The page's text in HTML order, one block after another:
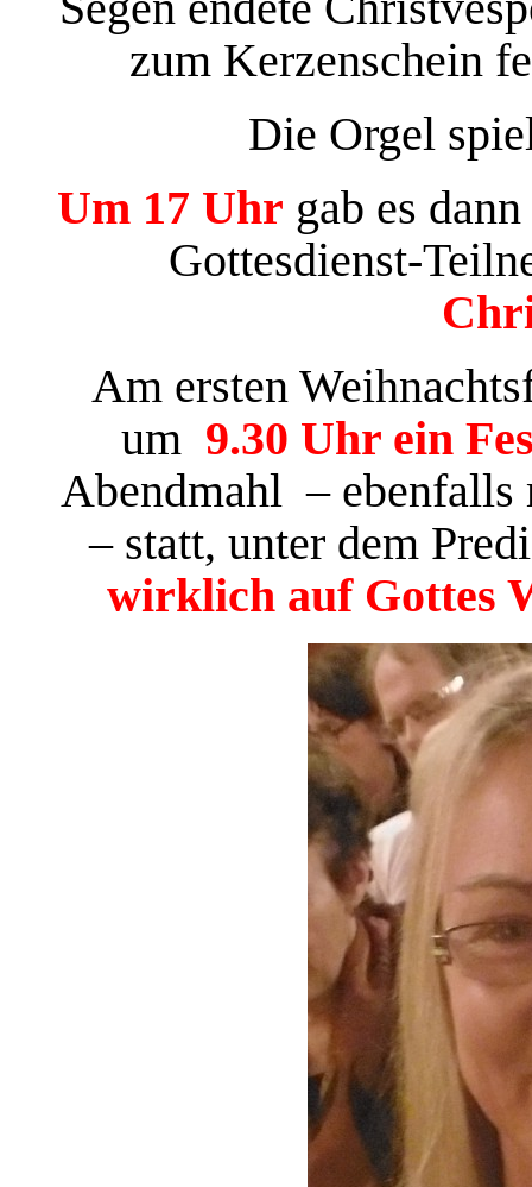
zum Kerzenschein
Die Orgel
Um 17 Uhr gab es
Gottesdienst-
Am ersten
um 9.30 Uhr ein
Abendmahl – ebenfalls
– statt, unter dem
wirklich auf Gottes